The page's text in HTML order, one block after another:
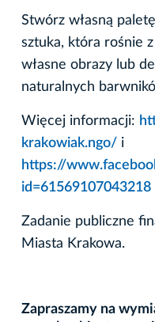
Stwórz własną
sztuka, która rośnie
własne obrazy lub
naturalnych
Więcej informacji:
krakowiak.ngo/ i
https://
id=61569107043218
Zadanie publiczne
Miasta Krakowa.
Zapraszamy na